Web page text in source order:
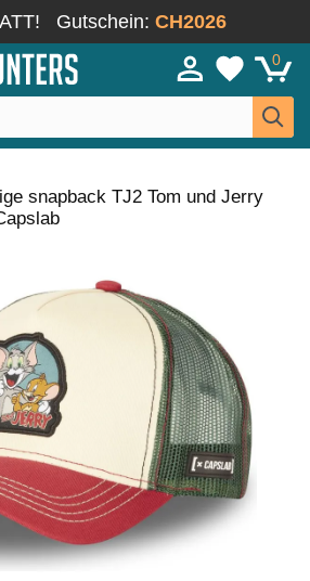
Gutschein: CH2026
0
snapback TJ2 Tom und Jerry